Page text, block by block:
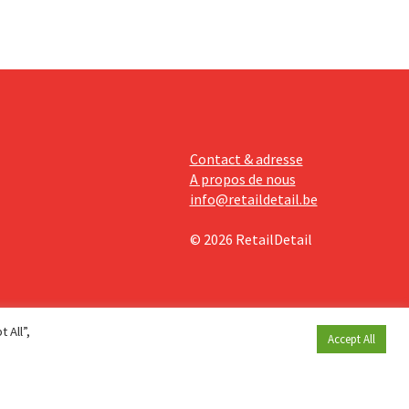
Contact & adresse
A propos de nous
info@retaildetail.be
© 2026 RetailDetail
All”,
Accept All